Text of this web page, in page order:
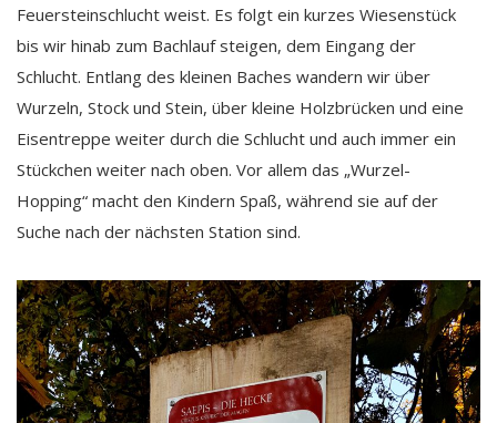
Feuersteinschlucht weist. Es folgt ein kurzes Wiesenstück
bis wir hinab zum Bachlauf steigen, dem Eingang der
Schlucht. Entlang des kleinen Baches wandern wir über
Wurzeln, Stock und Stein, über kleine Holzbrücken und eine
Eisentreppe weiter durch die Schlucht und auch immer ein
Stückchen weiter nach oben. Vor allem das „Wurzel-
Hopping“ macht den Kindern Spaß, während sie auf der
Suche nach der nächsten Station sind.